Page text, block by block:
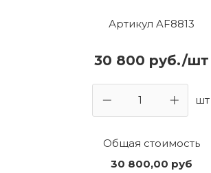
Артикул AF8813
30 800 руб./шт
шт
Общая стоимость
30 800,00 руб